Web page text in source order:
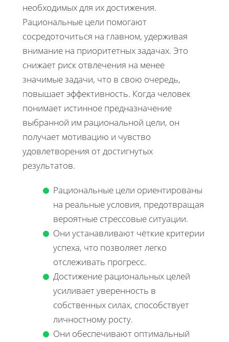
необходимых для их достижения.
Рациональные цели помогают
сосредоточиться на главном, удерживая
внимание на приоритетных задачах. Это
снижает риск отвлечения на менее
значимые задачи, что в свою очередь,
повышает эффективность. Когда человек
понимает истинное предназначение
выбранной им рациональной цели, он
получает мотивацию и чувство
удовлетворения от достигнутых
результатов.
Рациональные цели ориентированы
на реальные условия, предотвращая
вероятные стрессовые ситуации.
Они устанавливают чёткие критерии
успеха, что позволяет легко
отслеживать прогресс.
Достижение рациональных целей
усиливает уверенность в
собственных силах, способствует
личностному росту.
Они обеспечивают оптимальный